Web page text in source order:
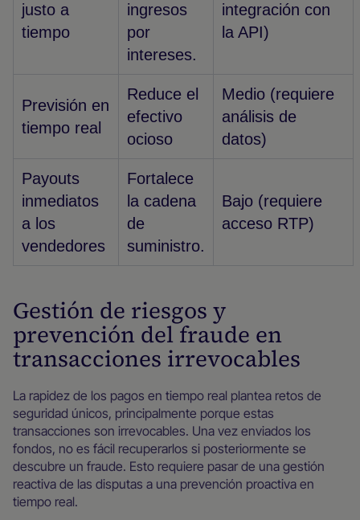
justo a
tiempo
ingresos
por
intereses.
integración con
la API)
Previsión en
tiempo real
Reduce el
efectivo
ocioso
Medio (requiere
análisis de
datos)
Payouts
inmediatos
a los
vendedores
Fortalece
la cadena
de
suministro.
Bajo (requiere
acceso RTP)
Gestión de riesgos y
prevención del fraude en
transacciones irrevocables
La rapidez de los pagos en tiempo real plantea retos de
seguridad únicos, principalmente porque estas
transacciones son irrevocables. Una vez enviados los
fondos, no es fácil recuperarlos si posteriormente se
descubre un fraude. Esto requiere pasar de una gestión
reactiva de las disputas a una prevención proactiva en
tiempo real.